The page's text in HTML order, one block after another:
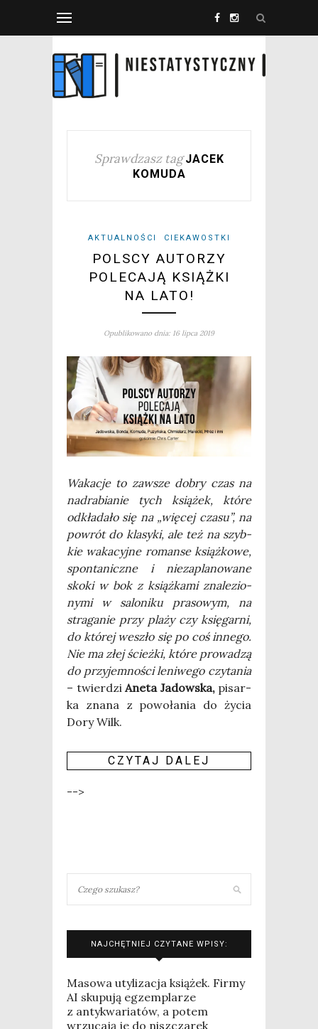
Sprawdzasz tag JACEK
KOMUDA
AKTUALNOŚCI CIEKAWOSTKI
POLSCY AUTORZY
POLECAJĄ KSIĄŻKI
NA LATO!
Opublikowano dnia: 16 lipca 2019
Waka­cje to zawsze dobry czas na
nad­ra­bia­nie tych ksią­żek, któ­re
odkła­da­ło się na „wię­cej cza­su”, na
powrót do kla­sy­ki, ale też na szyb­
kie waka­cyj­ne roman­se książ­ko­we,
spon­ta­nicz­ne i nie­za­pla­no­wa­ne
sko­ki w bok z książ­ka­mi zna­le­zio­
ny­mi w salo­ni­ku pra­so­wym, na
stra­ga­nie przy pla­ży czy księ­gar­ni,
do któ­rej weszło się po coś inne­go.
Nie ma złej ścież­ki, któ­re pro­wa­dzą
do przy­jem­no­ści leni­we­go czy­ta­nia
– twier­dzi Ane­ta Jadow­ska, pisar­
ka zna­na z powo­ła­nia do życia
Dory Wilk.
CZY­TAJ DALEJ
-->
NAJCHĘTNIEJ CZYTANE WPISY:
Masowa utylizacja książek. Firmy
AI skupują egzemplarze
z antykwariatów, a potem
wrzucają je do niszczarek